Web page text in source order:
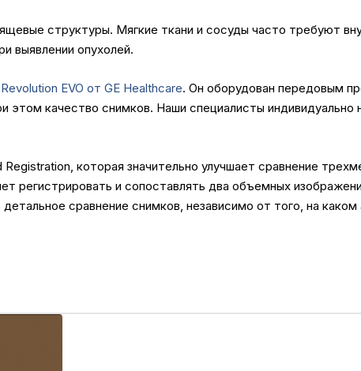
структуры. Мягкие ткани и сосуды часто требуют
выявлении опухолей.
Revolution EVO от GE Healthcare. Он оборудован передовым
этом качество снимков. Наши специалисты индивидуально
которая значительно улучшает сравнение
регистрировать и сопоставлять два объемных
сравнение снимков, независимо от того, на